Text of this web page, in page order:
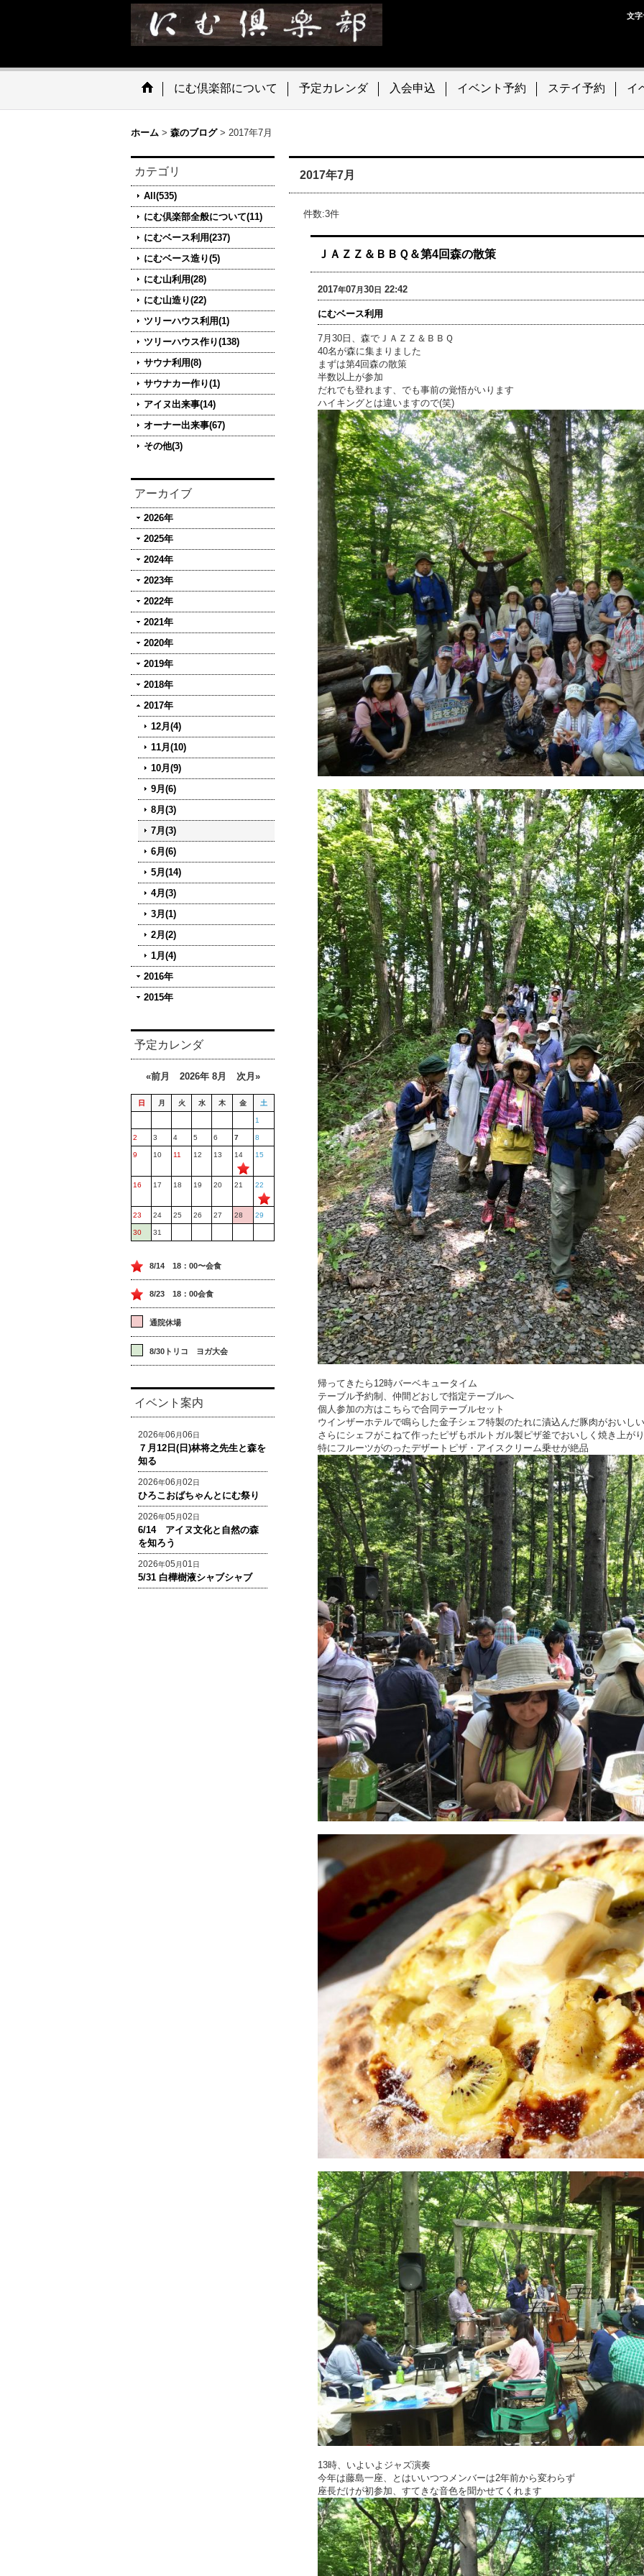
文字
にむ倶楽部について 予定カレンダ 入会申込 イベント予約 ステイ予約 イ
ホーム > 森のブログ > 2017年7月
カテゴリ
All(535)
にむ倶楽部全般について(11)
にむベース利用(237)
にむベース造り(5)
にむ山利用(28)
にむ山造り(22)
ツリーハウス利用(1)
ツリーハウス作り(138)
サウナ利用(8)
サウナカー作り(1)
アイヌ出来事(14)
オーナー出来事(67)
その他(3)
アーカイブ
2026年
2025年
2024年
2023年
2022年
2021年
2020年
2019年
2018年
2017年
12月(4)
11月(10)
10月(9)
9月(6)
8月(3)
7月(3)
6月(6)
5月(14)
4月(3)
3月(1)
2月(2)
1月(4)
2016年
2015年
予定カレンダ
«前月 2026年 8月 次月»
日 月 火 水 木 金 土
1
2 3 4 5 6 7 8
9 10 11 12 13 14 15
16 17 18 19 20 21 22
23 24 25 26 27 28 29
30 31
8/14 18：00〜会食
8/23 18：00会食
通院休場
8/30トリコ ヨガ大会
イベント案内
2026年06 月06日
７月12日(日)林将之先生と森を
知る
2026年06 月02日
ひろこおばちゃんとにむ祭り
2026年05 月02日
6/14 アイヌ文化と自然の森
を知ろう
2026年05 月01日
5/31 白樺樹液シャブシャブ
2017年7月
件数:3件
ＪＡＺＺ＆ＢＢＱ＆第4回森の散策
2017年07月30日 22:42
にむベース利用
7月30日、森でＪＡＺＺ＆ＢＢＱ
40名が森に集まりました
まずは第4回森の散策
半数以上が参加
だれでも登れます、でも事前の覚悟がいります
ハイキングとは違いますので(笑)
帰ってきたら12時バーベキュータイム
テーブル予約制、仲間どおしで指定テーブルへ
個人参加の方はこちらで合同テーブルセット
ウインザーホテルで鳴らした金子シェフ特製のたれに漬込んだ豚肉がおいしい
さらにシェフがこねて作ったピザもポルトガル製ピザ釜でおいしく焼き上がり
特にフルーツがのったデザートピザ・アイスクリーム乗せが絶品
13時、いよいよジャズ演奏
今年は藤島一座、とはいいつつメンバーは2年前から変わらず
座長だけが初参加、すてきな音色を聞かせてくれます